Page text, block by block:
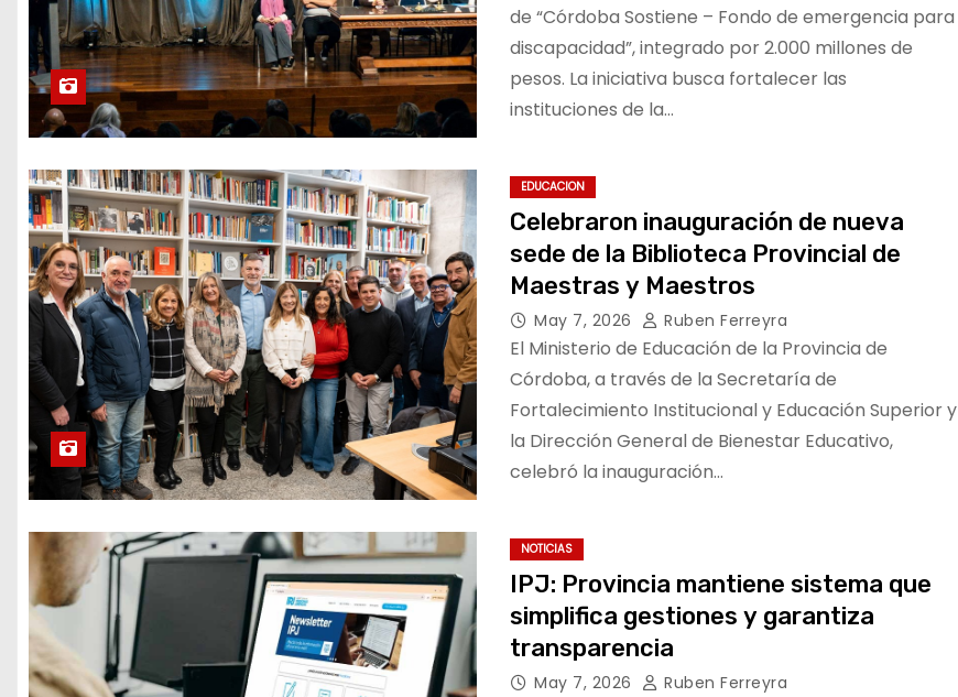
de “Córdoba Sostiene – Fondo de emergencia para
discapacidad”, integrado por 2.000 millones de
pesos. La iniciativa busca fortalecer las
instituciones de la…
EDUCACION
Celebraron inauguración de nueva
sede de la Biblioteca Provincial de
Maestras y Maestros
May 7, 2026 Ruben Ferreyra
El Ministerio de Educación de la Provincia de
Córdoba, a través de la Secretaría de
Fortalecimiento Institucional y Educación Superior y
la Dirección General de Bienestar Educativo,
celebró la inauguración…
NOTICIAS
IPJ: Provincia mantiene sistema que
simplifica gestiones y garantiza
transparencia
May 7, 2026 Ruben Ferreyra